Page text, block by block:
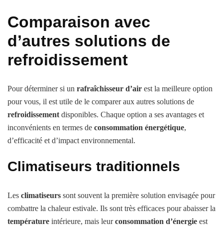
Comparaison avec
d’autres solutions de
refroidissement
Pour déterminer si un rafraîchisseur d’air est la meilleure option
pour vous, il est utile de le comparer aux autres solutions de
refroidissement disponibles. Chaque option a ses avantages et
inconvénients en termes de consommation énergétique,
d’efficacité et d’impact environnemental.
Climatiseurs traditionnels
Les climatiseurs sont souvent la première solution envisagée pour
combattre la chaleur estivale. Ils sont très efficaces pour abaisser la
température intérieure, mais leurconsommation d’énergie est